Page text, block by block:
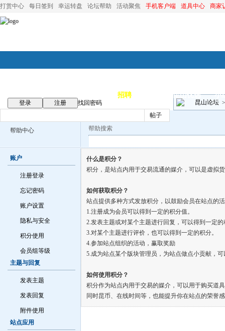
打赏中心 每日签到 幸运转盘 论坛帮助 活动聚焦 手机客户端 道具中心 商家
招聘 昆山优选 小
登录 注册
找回密码
帖子
昆山论坛 >
帮助中心 帮助搜索
账户
注册登录
忘记密码
账户设置
隐私与安全
积分使用
会员组等级
主题与回复
发表主题
发表回复
附件使用
站点应用
什么是积分？
积分，是站点内用于交易流通的媒介，可以是虚拟
如何获取积分？
站点提供多种方式发放积分，以鼓励会员在站点的
1.注册成为会员可以得到一定的积分值。
2.发表主题或对某个主题进行回复，可以得到一定的
3.对某个主题进行评价，也可以得到一定的积分。
4.参加站点组织的活动，赢取奖励
5.成为站点某个版块管理员，为站点做点小贡献，
如何使用积分？
积分作为站点内用于交易的媒介，可以用于购买道
同时昆币、在线时间等，也能提升你在站点的荣誉